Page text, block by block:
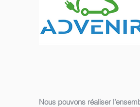
Nous pouvons réaliser